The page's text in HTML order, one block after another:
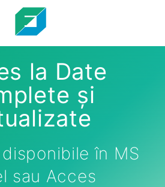
la Date
și
în MS
sau Acces